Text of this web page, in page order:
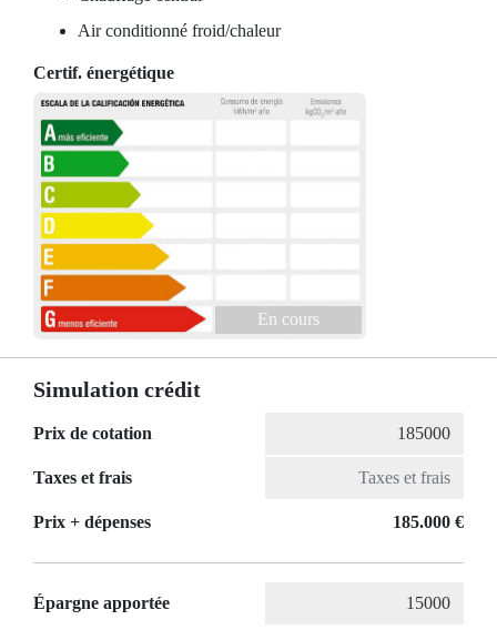
Air conditionné froid/chaleur
Certif. énergétique
En cours
Simulation crédit
Prix de cotation
Taxes et frais
Prix ​​+ dépenses 185.000 €
Épargne apportée